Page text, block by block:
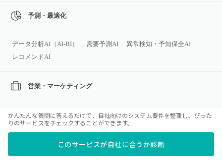
予測・最適化
データ分析AI（AI‑BI） 需要予測AI
異常検知・予知保全AI
レコメンドAI
営業・マーケティング
コールセンター会話解析AI 広告バナー生成AI
商談解析AI
マーケティング／広告向けAIツール
広告キャンペーン自動運用AI
顧客離反（チャーン）予測AI
かんたんな質問に答えるだけで、自社向けのシステム要件を整理し、ぴった
りのサービスをチェックすることができます。
このサービスが自社に合うか診断